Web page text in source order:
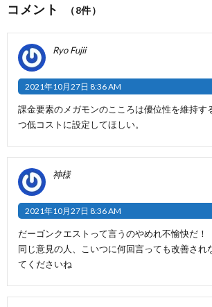
コメント （8件）
Ryo Fujii
2021年10月27日 8:36 AM
課金要素のメガモンのこころは優位性を維持す
つ低コストに設定してほしい。
神様
2021年10月27日 8:36 AM
だーゴンクエストって言うのやめれ不愉快だ！
同じ意見の人、こいつに何回言っても改善され
てくださいね